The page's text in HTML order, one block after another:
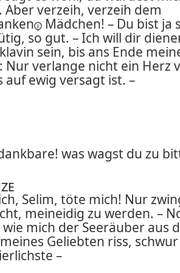
Aber verzeih, verzeih dem
Mädchen! – Du bist ja
so gut. – Ich will dir
sein, bis ans Ende
Nur verlange nicht ein Herz
auf ewig versagt ist. –
was wagst du zu
Selim, töte mich! Nur
meineidig zu werden. –
mich der Seeräuber aus
Geliebten riss,
–